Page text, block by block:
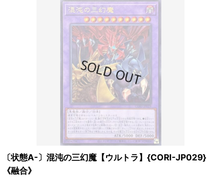
〔状態A-〕混沌の三幻魔【ウルトラ】{CORI-JP029}
《融合》